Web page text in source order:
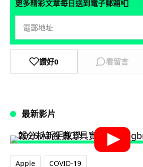
更多精彩文章每日送到電子郵箱📮
讚好0 看留言
最新影片
Apple COVID-19